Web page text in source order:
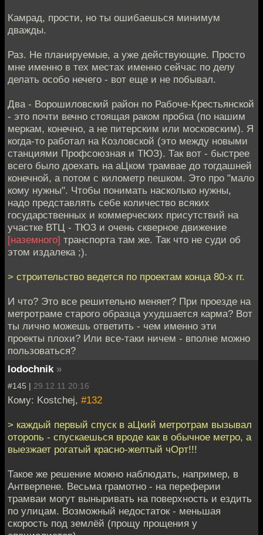
Камрад, прости, но ты ошибаешься минимум
дважды.
Раз. Не планируемые, а уже действующие. Просто
мне именно в тех местах именно сейчас по делу
делать особо нечего - вот еще и не побывал.
Два - Ворошиловский район по Рабоче-Крестьянской
- это почти вечно стоящая раком пробка (по нашим
меркам, конечно, а не питерским или московским). Я
когда-то работал на Козловской (это между новыми
станциями Профсоюзная и ТЮЗ). Так вот - быстрее
всего было доехать на аЦком трамвае до тогдашней
конечной, а потом с километр пешком. Это про "мало
кому нужны". Чтобы понимать насколько нужны,
надо представлять себе количество всяких
государственных и коммерческих присутствий на
участке ВТЦ - ТЮЗ и очень скверное движение
[наземного] транспорта там же. Так что не суди об
этом издалека ;).
> строительство ведется по проектам конца 80-х гг.
И что? Это все решительно меняет? При проезде на
метротраме старого образца ухудшается карма? Вот
ты лично можешь ответить - чем именно эти
проекты плохи? Или все-таки ничем - вполне можно
пользоваться?
lodochnik »
#145 | 29.12.11 20:16
Кому: Kostchej, #132
> каждый первый спуск в аЦкий метротрам вызывал
оторопь - спускаешься вроде как в обычное метро, а
выезжает рогатый красно-желтый чОрт!!!
Такое же решение можно наблюдать, например, в
Антверпене. Весьма грамотно - на переферии
трамваи могут выныривать на поверхность и ездить
по улицам. Возможный недостаток - меньшая
скорость под землёй (прощу прощения у